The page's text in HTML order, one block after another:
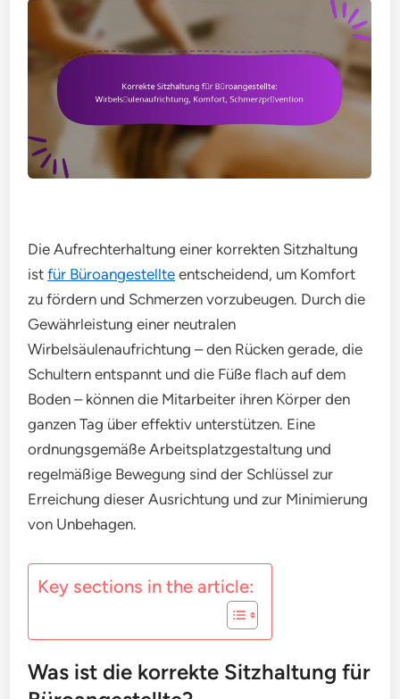
Die Aufrechterhaltung einer korrekten Sitzhaltung
istfür Büroangestellte entscheidend, um Komfort
zu fördern und Schmerzen vorzubeugen. Durch die
Gewährleistung einer neutralen
Wirbelsäulenaufrichtung – den Rücken gerade, die
Schultern entspannt und die Füße flach auf dem
Boden – können die Mitarbeiter ihren Körper den
ganzen Tag über effektiv unterstützen. Eine
ordnungsgemäße Arbeitsplatzgestaltung und
regelmäßige Bewegung sind der Schlüssel zur
Erreichung dieser Ausrichtung und zur Minimierung
von Unbehagen.
Key sections in the article:
Was ist die korrekte Sitzhaltung für